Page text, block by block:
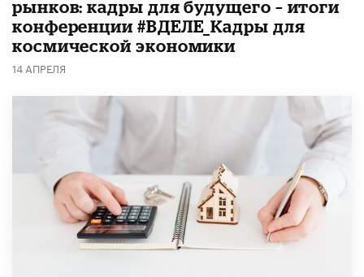
рынков: кадры для будущего – итоги
конференции #ВДЕЛЕ_Кадры для
космической экономики
14 АПРЕЛЯ